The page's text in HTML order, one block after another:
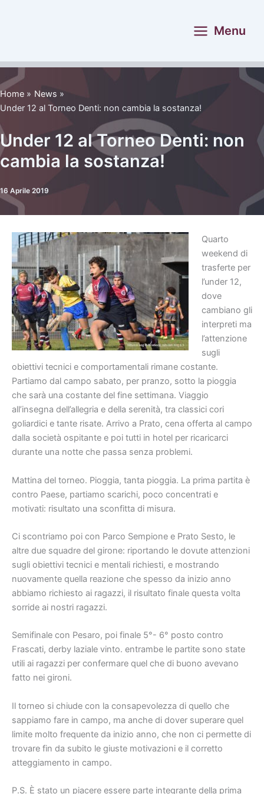
Menu
Home
News
Under 12 al Torneo Denti: non cambia la sostanza!
Under 12 al Torneo Denti: non
cambia la sostanza!
16 Aprile 2019
Quarto
weekend di
trasferte per
l’under 12,
dove
cambiano gli
interpreti ma
l’attenzione
sugli
obiettivi tecnici e comportamentali rimane costante.
Partiamo dal campo sabato, per pranzo, sotto la pioggia
che sarà una costante del fine settimana. Viaggio
all’insegna dell’allegria e della serenità, tra classici cori
goliardici e tante risate. Arrivo a Prato, cena offerta al campo
dalla società ospitante e poi tutti in hotel per ricaricarci
durante una notte che passa senza problemi.
Mattina del torneo. Pioggia, tanta pioggia. La prima partita è
contro Paese, partiamo scarichi, poco concentrati e
motivati: risultato una sconfitta di misura.
Ci scontriamo poi con Parco Sempione e Prato Sesto, le
altre due squadre del girone: riportando le dovute attenzioni
sugli obiettivi tecnici e mentali richiesti, e mostrando
nuovamente quella reazione che spesso da inizio anno
abbiamo richiesto ai ragazzi, il risultato finale questa volta
sorride ai nostri ragazzi.
Semifinale con Pesaro, poi finale 5°- 6° posto contro
Frascati, derby laziale vinto. entrambe le partite sono state
utili ai ragazzi per confermare quel che di buono avevano
fatto nei gironi.
Il torneo si chiude con la consapevolezza di quello che
sappiamo fare in campo, ma anche di dover superare quel
limite molto frequente da inizio anno, che non ci permette di
trovare fin da subito le giuste motivazioni e il corretto
atteggiamento in campo.
P.S. È stato un piacere essere parte integrante della prima